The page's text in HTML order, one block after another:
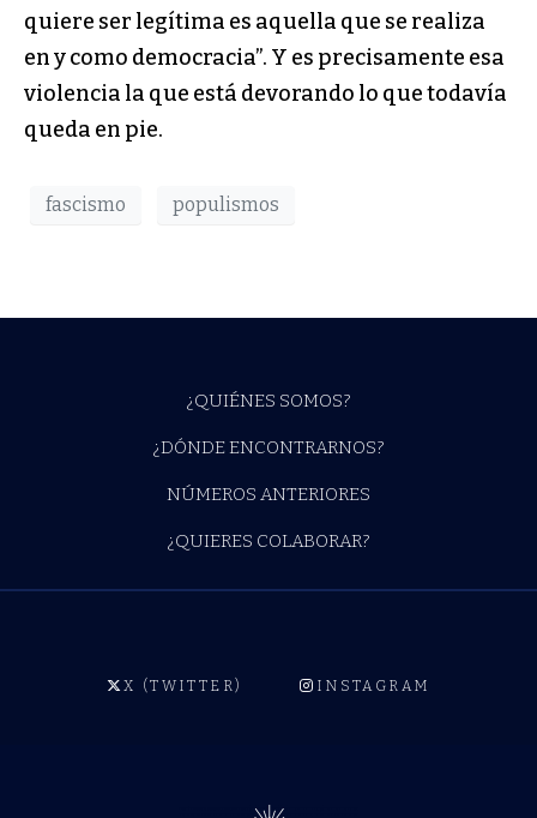
quiere ser legítima es aquella que se realiza
en y como democracia”. Y es precisamente esa
violencia la que está devorando lo que todavía
queda en pie.
fascismo populismos
¿QUIÉNES SOMOS?
¿DÓNDE ENCONTRARNOS?
NÚMEROS ANTERIORES
¿QUIERES COLABORAR?
X (TWITTER) INSTAGRAM